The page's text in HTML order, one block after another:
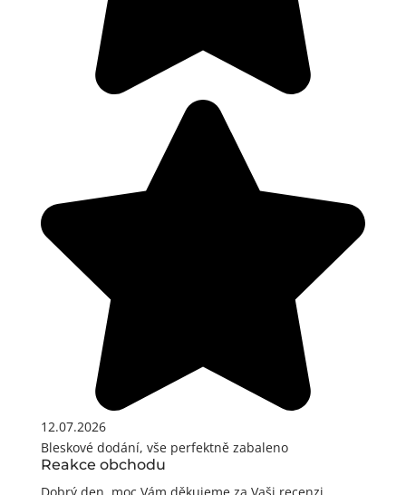
12.07.2026
Bleskové dodání, vše perfektně zabaleno
Reakce obchodu
Dobrý den, moc Vám děkujeme za Vaši recenzi.